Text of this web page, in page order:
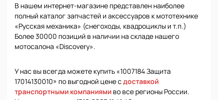
В нашем интернет-магазине представлен наиболее
полный каталог запчастей и аксессуаров к мототехнике
«Русская механика» (снегоходы, квадроциклы и т.п.)
Более 30000 позиций в наличии на складе нашего
мотосалона «Discovery».
У нас вы всегда можете купить «1007184 Защита
17014130010» по выгодной цене с доставкой
транспортными компаниями во все регионы России.